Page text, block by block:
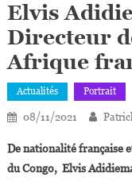
Elvis
Directeur
Afrique
Actualités Portrait
08/11/2021
De nationalité française
du Congo, Elvis